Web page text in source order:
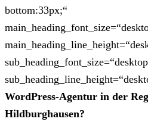
bottom:33px;“
WordPress-Agentur in der
Hildburghausen?